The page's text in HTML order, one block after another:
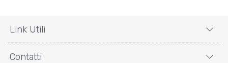
Link Utili
Contatti